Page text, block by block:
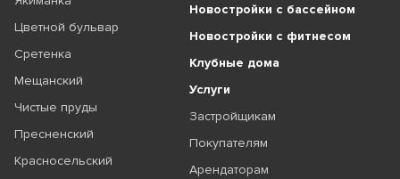
Цветной бульвар
Сретенка
Мещанский
Чистые пруды
Пресненский
Красносельский
Новостройки с бассейном
Новостройки с фитнесом
Клубные дома
Услуги
Застройщикам
Покупателям
Арендаторам